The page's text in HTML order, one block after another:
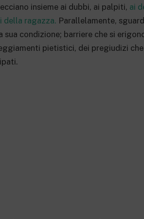
insieme ai dubbi, ai palpiti, ai
della ragazza. Parallelamente,
sua condizione; barriere che si
pietistici, dei pregiudizi